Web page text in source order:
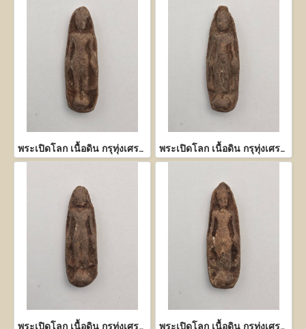
พระเปิดโลก เนื้อดิน กรุทุ่งเศรษฐี กำแพงเพชร พระเปิดโลก เนื้อดิน กรุทุ่งเศรษฐี กำแพงเพชร
พระเปิดโลก เนื้อดิน กรุทุ่งเศรษฐี กำแพงเพชร พระเปิดโลก เนื้อดิน กรุทุ่งเศรษฐี กำแพงเพชร